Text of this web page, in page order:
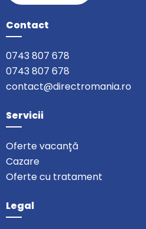
Contact
0743 807 678
0743 807 678
contact@directromania.ro
Servicii
Oferte vacanță
Cazare
Oferte cu tratament
Legal